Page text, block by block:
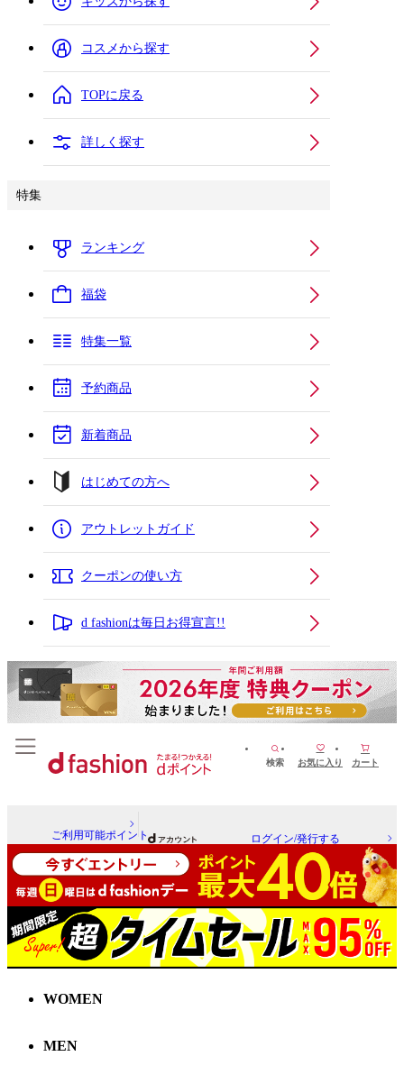
コスメから探す
TOPに戻る
詳しく探す
特集
ランキング
福袋
特集一覧
予約商品
新着商品
はじめての方へ
アウトレットガイド
クーポンの使い方
d fashionは毎日お得宣言!!
検索 お気に入り カート
ご利用可能ポイント ログイン/発行する
WOMEN
MEN